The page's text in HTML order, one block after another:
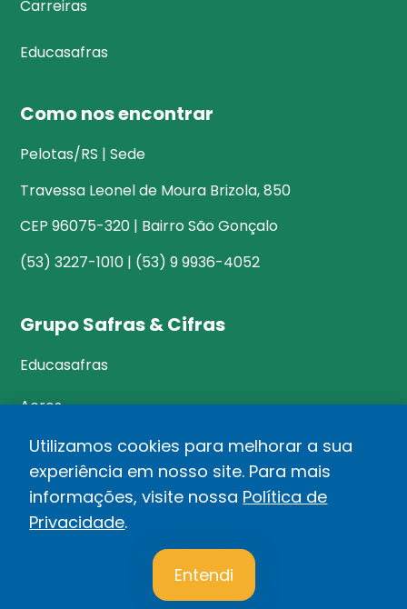
Carreiras
Educasafras
Como nos encontrar
Pelotas/RS | Sede
Travessa Leonel de Moura Brizola, 850
CEP 96075-320 | Bairro São Gonçalo
(53) 3227-1010 | (53) 9 9936-4052
Grupo Safras & Cifras
Educasafras
Acres
©Safras&Cifras
Relatório de Transparência Salarial
Política de privacidade
Desenvolvido por
Utilizamos cookies para melhorar a sua
experiência em nosso site. Para mais
informações, visite nossa Política de
Privacidade.
Entendi